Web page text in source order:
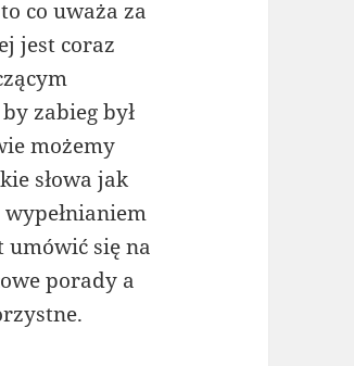
co uważa za
jest coraz
zabieg był
możemy
słowa jak
umówić się na
porady a